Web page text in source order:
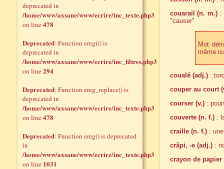
couarail (n. m.):
"causer"
Mot
même
coualé (adj.) :
couper au court
courser (v.) :
couverte (n. f.) :
craille (n. f.) :
crâpi, -e (adj.) :
crayon de papier
deprecated in
/home/www/axsane/www/ecrire/inc_texte.php3
on line478
Deprecated: Function eregi() is
deprecated in
/home/www/axsane/www/ecrire/inc_filtres.php3
on line294
Deprecated: Function ereg_replace() is
deprecated in
/home/www/axsane/www/ecrire/inc_texte.php3
on line478
Deprecated: Function ereg() is deprecated
in
/home/www/axsane/www/ecrire/inc_texte.php3
on line 1031